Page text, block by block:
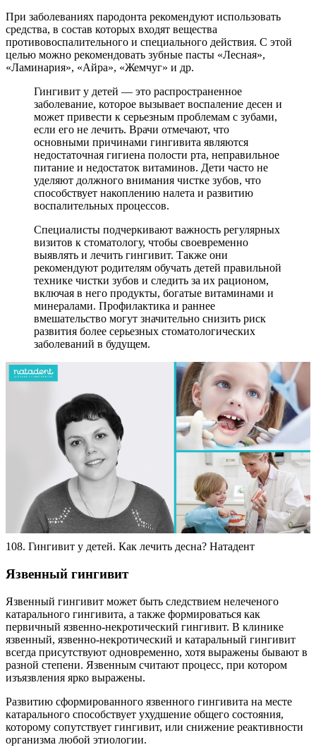
При заболеваниях пародонта рекомендуют использовать
средства, в состав которых входят вещества
противовоспалительного и специального действия. С этой
целью можно рекомендовать зубные пасты «Лесная»,
«Ламинария», «Айра», «Жемчуг» и др.
Гингивит у детей — это распространенное
заболевание, которое вызывает воспаление десен и
может привести к серьезным проблемам с зубами,
если его не лечить. Врачи отмечают, что
основными причинами гингивита являются
недостаточная гигиена полости рта, неправильное
питание и недостаток витаминов. Дети часто не
уделяют должного внимания чистке зубов, что
способствует накоплению налета и развитию
воспалительных процессов.
Специалисты подчеркивают важность регулярных
визитов к стоматологу, чтобы своевременно
выявлять и лечить гингивит. Также они
рекомендуют родителям обучать детей правильной
технике чистки зубов и следить за их рационом,
включая в него продукты, богатые витаминами и
минералами. Профилактика и раннее
вмешательство могут значительно снизить риск
развития более серьезных стоматологических
заболеваний в будущем.
108. Гингивит у детей. Как лечить десна? Натадент
Язвенный гингивит
Язвенный гингивит может быть следствием нелеченого
катарального гингивита, а также формироваться как
первичный язвенно-некротический гингивит. В клинике
язвенный, язвенно-некротический и катаральный гингивит
всегда присутствуют одновременно, хотя выражены бывают в
разной степени. Язвенным считают процесс, при котором
изъязвления ярко выражены.
Развитию сформированного язвенного гингивита на месте
катарального способствует ухудшение общего состояния,
которому сопутствует гингивит, или снижение реактивности
организма любой этиологии.